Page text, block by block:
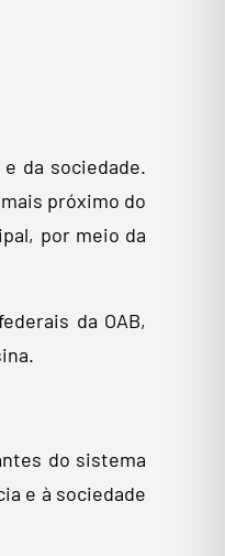
da sociedade.
próximo do
por meio da
da OAB,
do sistema
e à sociedade